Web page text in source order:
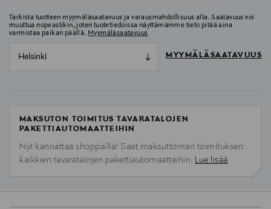
Tarkista tuotteen myymäläsaatavuus ja varausmahdollisuus alta. Saatavuus voi
muuttua nopeastikin, joten tuotetiedoissa näyttämämme tieto pitää aina
varmistaa paikan päällä. Myymäläsaatavuus
Helsinki MYYMÄLÄSAATAVUUS
MAKSUTON TOIMITUS TAVARATALOJEN
PAKETTIAUTOMAATTEIHIN
Nyt kannattaa shoppailla! Saat maksuttoman toimituksen
kaikkien tavaratalojen pakettiautomaatteihin. Lue lisää